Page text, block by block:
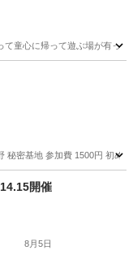
童心に帰って遊ぶ場が有っ
密基地 参加費 1500円 初め
開催
8月5日